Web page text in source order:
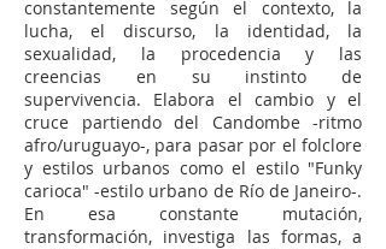
constantemente según el contexto, la
lucha, el discurso, la identidad, la
sexualidad, la procedencia y las
creencias en su instinto de
supervivencia. Elabora el cambio y el
cruce partiendo del Candombe -ritmo
afro/uruguayo-, para pasar por el folclore
y estilos urbanos como el estilo "Funky
carioca" -estilo urbano de Río de Janeiro-.
En esa constante mutación,
transformación, investiga las formas, a